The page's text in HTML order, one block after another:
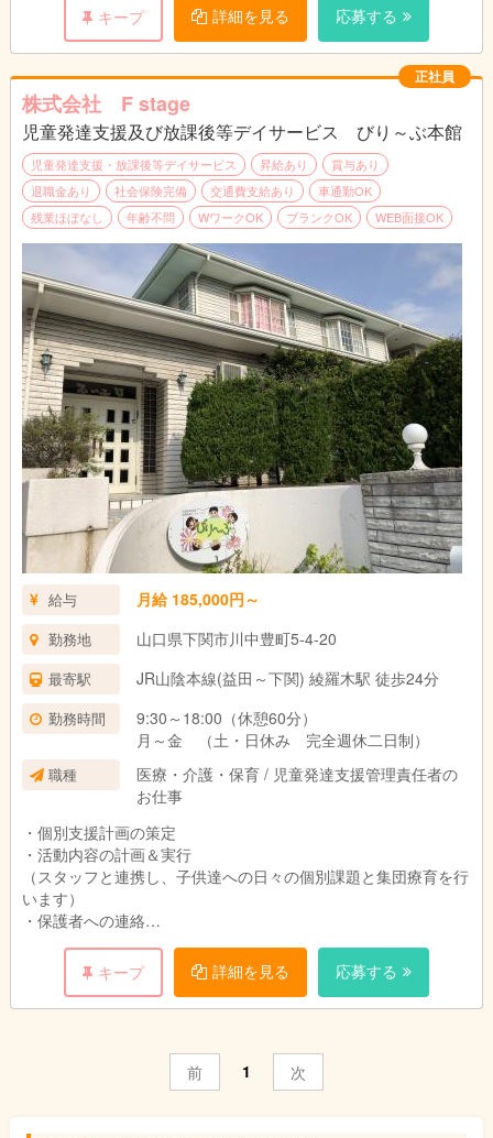
キープ 詳細を見る 応募する
正社員
株式会社 F stage
児童発達支援及び放課後等デイサービス びり～ぶ本館
児童発達支援・放課後等デイサービス 昇給あり
賞与あり
退職金あり
社会保険完備 交通費支給あり
車通勤OK
残業ほぼなし
年齢不問 WワークOK ブランクOK WEB面接OK
給与 月給 185,000円～
勤務地 山口県下関市川中豊町5-4-20
最寄駅 JR山陰本線(益田～下関) 綾羅木駅 徒歩24分
勤務時間
9:30～18:00（休憩60分）
月～金 （土・日休み 完全週休二日制）
職種
医療・介護・保育 / 児童発達支援管理責任者の
お仕事
・個別支援計画の策定
・活動内容の計画＆実行
（スタッフと連携し、子供達への日々の個別課題と集団療育を行
います）
・保護者への連絡
・マネジメント行実
・関連機関との連携など
キープ 詳細を見る 応募する
前 1 次